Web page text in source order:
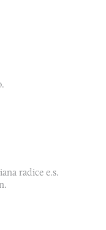
radice e.s.